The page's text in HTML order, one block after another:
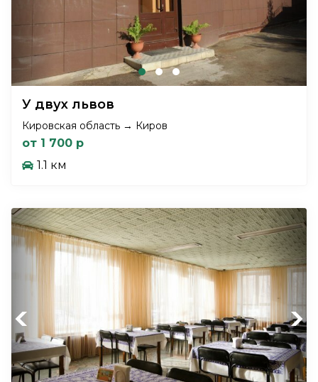
У двух львов
Кировская область → Киров
от 1 700 р
1.1 км
Previous Next